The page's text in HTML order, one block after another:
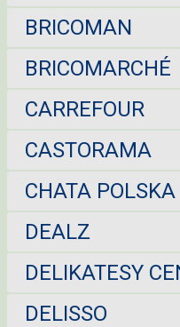
BRICOMAN
BRICOMARCHÉ
CARREFOUR
CASTORAMA
CHATA POLSKA
DEALZ
DELIKATESY
DELISSO